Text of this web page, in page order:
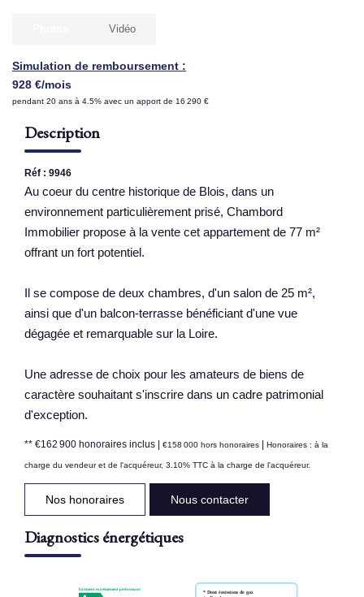
Contact
Simulation de remboursement :
928 €/mois
pendant 20 ans à 4.5% avec un apport de 16 290 €
Vidéo
Description
Réf : 9946
Au coeur du centre historique de Blois, dans un
environnement particulièrement prisé, Chambord
Immobilier propose à la vente cet appartement de 77 m²
offrant un fort potentiel.
Il se compose de deux chambres, d'un salon de 25 m²,
ainsi que d'un balcon-terrasse bénéficiant d'une vue
dégagée et remarquable sur la Loire.
Une adresse de choix pour les amateurs de biens de
caractère souhaitant s'inscrire dans un cadre patrimonial
d'exception.
** €162 900 honoraires inclus | €158 000 hors honoraires | Honoraires : à la
charge du vendeur et de l'acquéreur, 3.10% TTC à la charge de l'acquéreur.
Nos honoraires Nous contacter
Diagnostics énergétiques